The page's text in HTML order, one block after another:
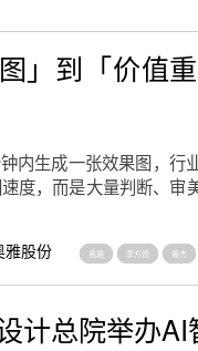
」到「价值
内生成一张效果图，
度，而是大量判断、审
雅股份 奥雅 李方悦 黄杰
计总院举办